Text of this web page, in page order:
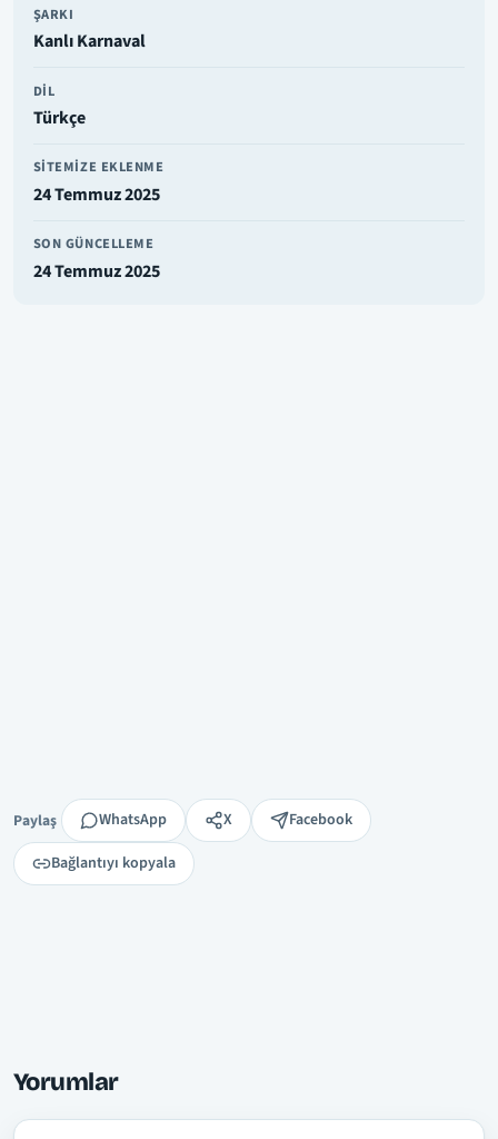
ŞARKI
Kanlı Karnaval
DIL
Türkçe
SITEMIZE EKLENME
24 Temmuz 2025
SON GÜNCELLEME
24 Temmuz 2025
Paylaş
Paylaş WhatsApp X
Facebook
Bağlantıyı kopyala
Yorumlar